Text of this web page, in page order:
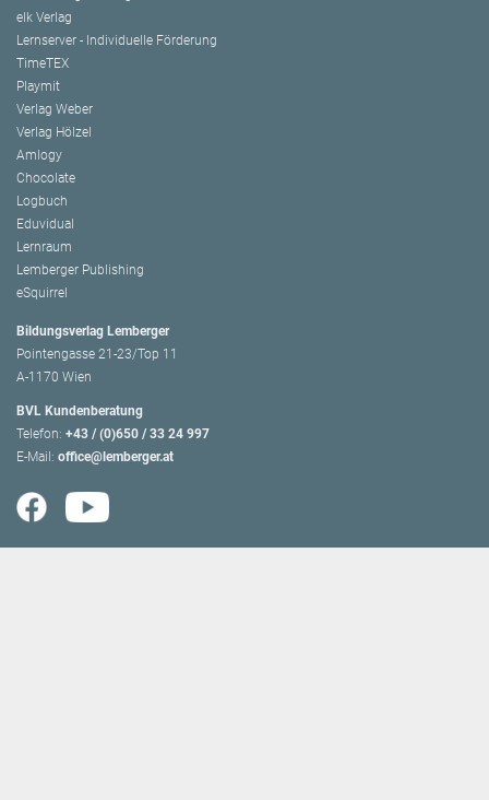
elk Verlag
Lernserver - Individuelle Förderung
TimeTEX
Playmit
Verlag Weber
Verlag Hölzel
Amlogy
Chocolate
Logbuch
Eduvidual
Lernraum
Lemberger Publishing
eSquirrel
Bildungsverlag Lemberger
Pointengasse 21-23/Top 11
A-1170 Wien
BVL Kundenberatung
Telefon: +43 / (0)650 / 33 24 997
E-Mail: office@lemberger.at